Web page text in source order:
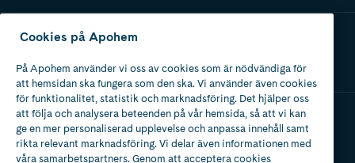
Ladda ner vår app
Apotek med tillstånd
av Läkemedelsverket
Cookies på Apohem
På Apohem använder vi oss av cookies som är nödvändiga för
att hemsidan ska fungera som den ska. Vi använder även cookies
för funktionalitet, statistik och marknadsföring. Det hjälper oss
att följa och analysera beteenden på vår hemsida, så att vi kan
ge en mer personaliserad upplevelse och anpassa innehåll samt
rikta relevant marknadsföring. Vi delar även informationen med
våra samarbetspartners. Genom att acceptera cookies